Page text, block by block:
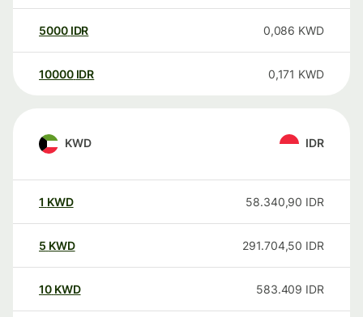
5000 IDR 0,086 KWD
10000 IDR 0,171 KWD
KWD IDR
1 KWD 58.340,90 IDR
5 KWD 291.704,50 IDR
10 KWD 583.409 IDR